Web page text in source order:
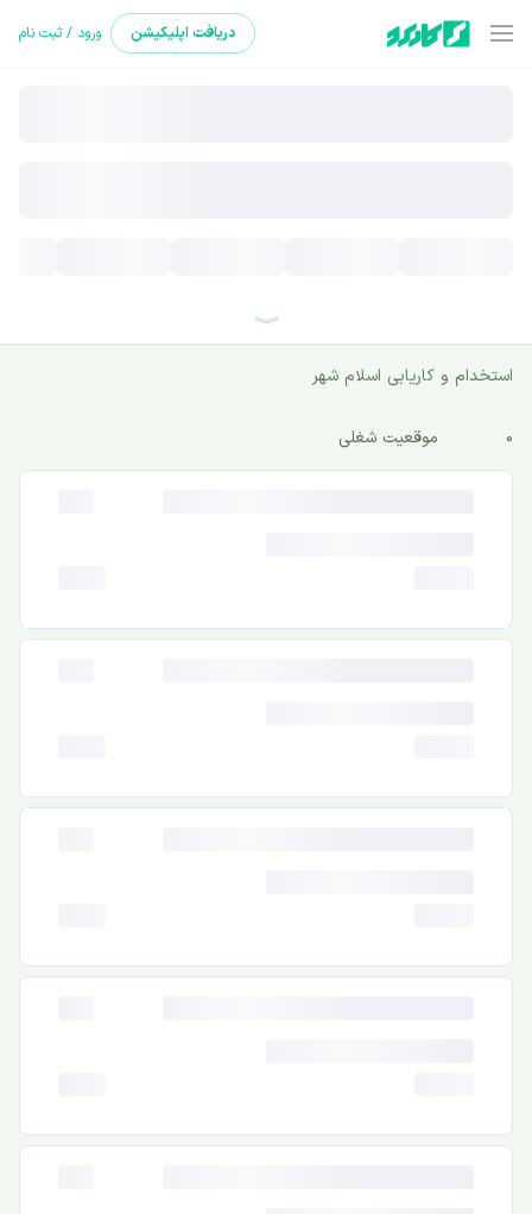
دریافت اپلیکیشن ورود / ثبت نام
استخدام و کاریابی اسلام شهر
0 موقعیت شغلی